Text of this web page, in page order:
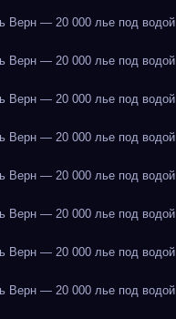
Верн — 20 000 лье под водой
Верн — 20 000 лье под водой
Верн — 20 000 лье под водой
Верн — 20 000 лье под водой
Верн — 20 000 лье под водой
Верн — 20 000 лье под водой
Верн — 20 000 лье под водой
Верн — 20 000 лье под водой